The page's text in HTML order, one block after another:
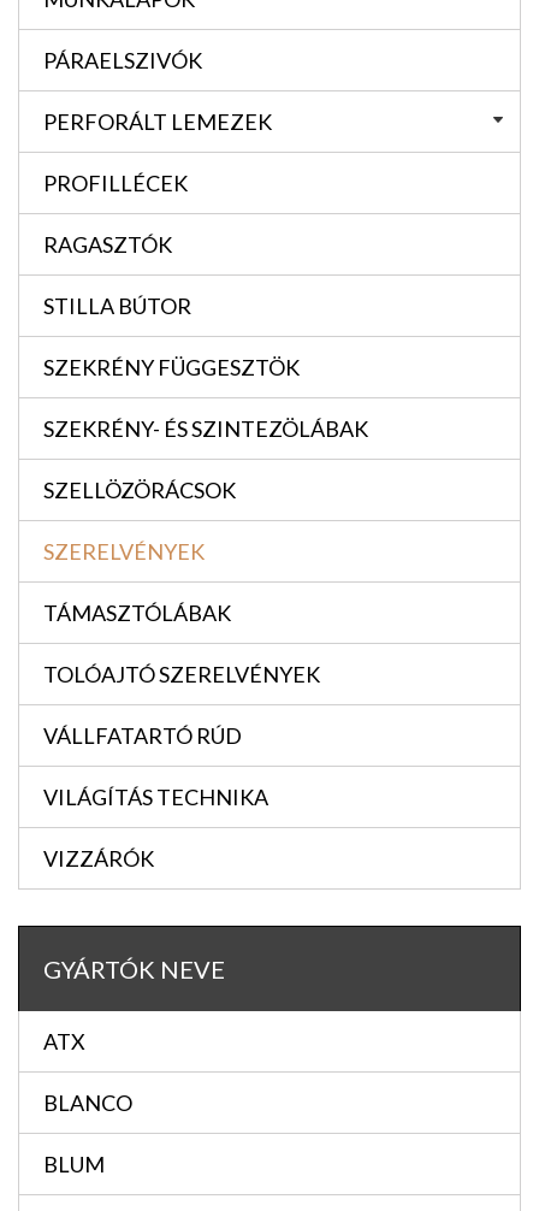
PÁRAELSZIVÓK
PERFORÁLT LEMEZEK
PROFILLÉCEK
RAGASZTÓK
STILLA BÚTOR
SZEKRÉNY FÜGGESZTÖK
SZEKRÉNY- ÉS SZINTEZÖLÁBAK
SZELLÖZÖRÁCSOK
SZERELVÉNYEK
TÁMASZTÓLÁBAK
TOLÓAJTÓ SZERELVÉNYEK
VÁLLFATARTÓ RÚD
VILÁGÍTÁS TECHNIKA
VIZZÁRÓK
GYÁRTÓK NEVE
ATX
BLANCO
BLUM